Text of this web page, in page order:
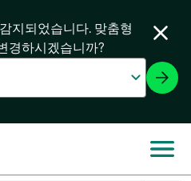
지되었습니다. 맞춤형
경하시겠습니까?